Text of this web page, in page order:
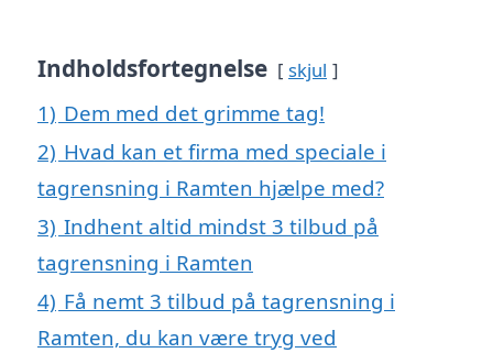
Indholdsfortegnelse skjul
1) Dem med det grimme tag!
2) Hvad kan et firma med speciale i
tagrensning i Ramten hjælpe med?
3) Indhent altid mindst 3 tilbud på
tagrensning i Ramten
4) Få nemt 3 tilbud på tagrensning i
Ramten, du kan være tryg ved